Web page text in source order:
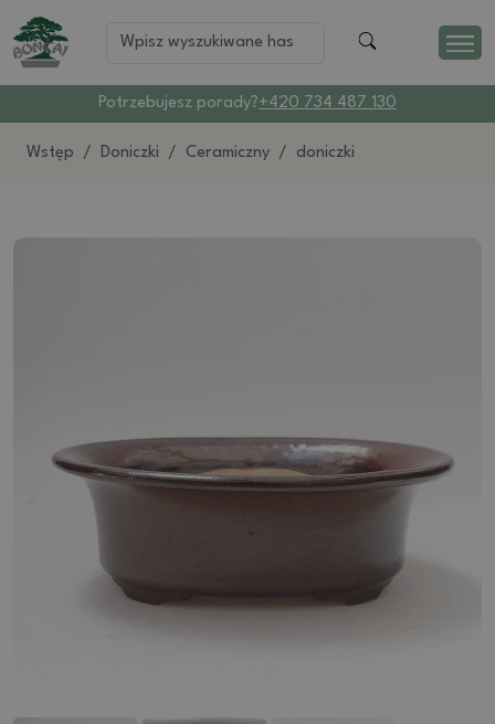
Potrzebujesz porady?+420 734 487 130
Wstęp Doniczki Ceramiczny doniczki